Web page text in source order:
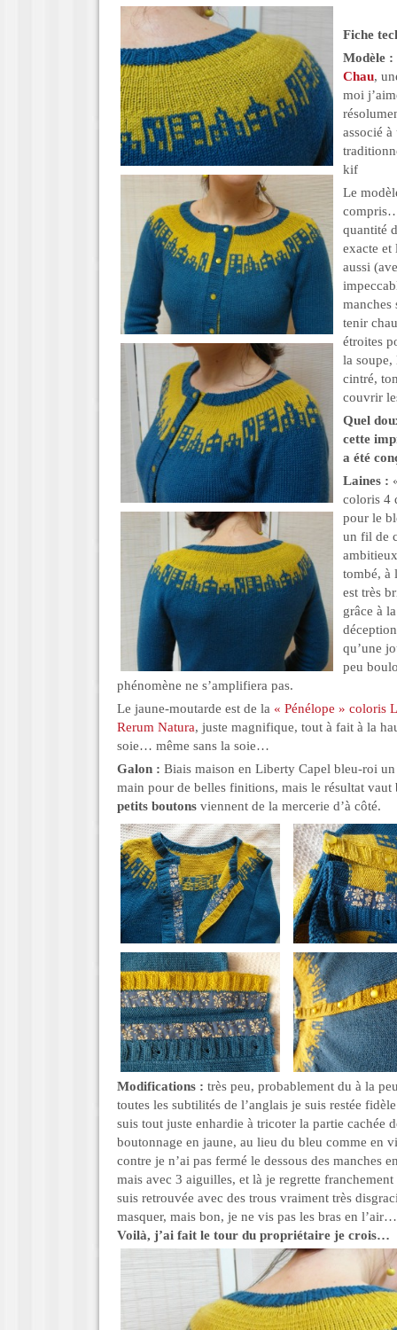
Fiche
Modèle :
Chau,
moi
associé
kif
Le
quantité
exacte et
aussi
manches
tenir
étroites
la
cintré,
couvrir
Quel
cette
a été
Laines :
coloris 4
pour le
un fil de
tombé, à
est très
grâce à
qu’une
peu
phénomène ne s’amplifiera pas.
Le jaune-moutarde est de la « Pénélope » coloris
Rerum Natura, juste magnifique, tout à fait à la
soie… même sans la soie…
Galon : Biais maison en Liberty Capel bleu-roi
main pour de belles finitions, mais le résultat
petits boutons viennent de la mercerie d’à côté.
Modifications : très peu, probablement du à la
toutes les subtilités de l’anglais je suis restée
suis tout juste enhardie à tricoter la partie cachée
boutonnage en jaune, au lieu du bleu comme en
contre je n’ai pas fermé le dessous des manches
mais avec 3 aiguilles, et là je regrette
suis retrouvée avec des trous vraiment très
masquer, mais bon, je ne vis pas les bras en l’air…
Voilà, j’ai fait le tour du propriétaire je crois…